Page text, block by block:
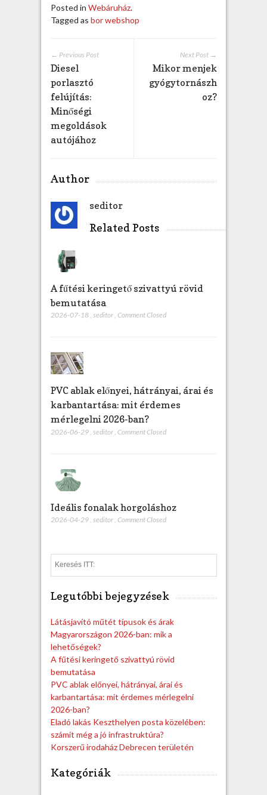
Posted in Webáruház.
Tagged as bor webshop
Next Post →
Mikor menjek
gyógytornászh
oz?
← Previous Post
Diesel
porlasztó
felújítás:
Minőségi
megoldások
autójához
Author
seditor
Related Posts
A fűtési keringető szivattyú rövid
bemutatása
2026-07-18, seditor, Comment Closed
PVC ablak előnyei, hátrányai, árai és
karbantartása: mit érdemes
mérlegelni 2026-ban?
2026-06-29 seditor Comment Closed
Ideális fonalak horgoláshoz
2026-04-29, seditor, Comment Closed
e
Legutóbbi bejegyzések
Látásjavító műtét típusok és árak
Magyarországon 2026-ban: mik a
lehetőségek?
A fűtési keringető szivattyú rövid
bemutatása
PVC ablak előnyei, hátrányai, árai és
karbantartása: mit érdemes mérlegelni
2026-ban?
Eladó lakás Keszthelyen posta közelében:
számít még a jó infrastruktúra?
Korszerű irodaház Debrecen területén
Kategóriák